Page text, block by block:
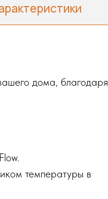
дома, благодаря
температуры в